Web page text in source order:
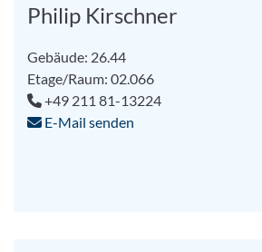
Philip Kirschner
Gebäude: 26.44
Etage/Raum: 02.066
+49 211 81-13224
E-Mail senden